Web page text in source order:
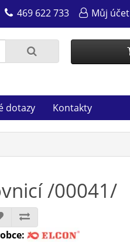
469 622 733 Můj účet
dotazy Kontakty
/00041/